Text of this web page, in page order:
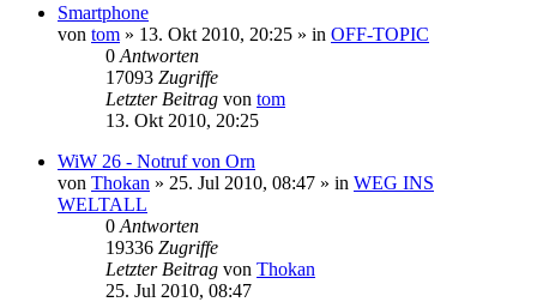
Smartphone
von tom » 13. Okt 2010, 20:25 » in OFF-TOPIC
0 Antworten
17093 Zugriffe
Letzter Beitrag von tom
13. Okt 2010, 20:25
WiW 26 - Notruf von Orn
von Thokan » 25. Jul 2010, 08:47 » in WEG INS
WELTALL
0 Antworten
19336 Zugriffe
Letzter Beitrag von Thokan
25. Jul 2010, 08:47